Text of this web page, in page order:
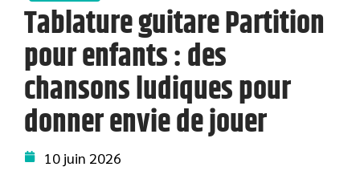
Tablature guitare Partition
pour enfants : des
chansons ludiques pour
donner envie de jouer
10 juin 2026